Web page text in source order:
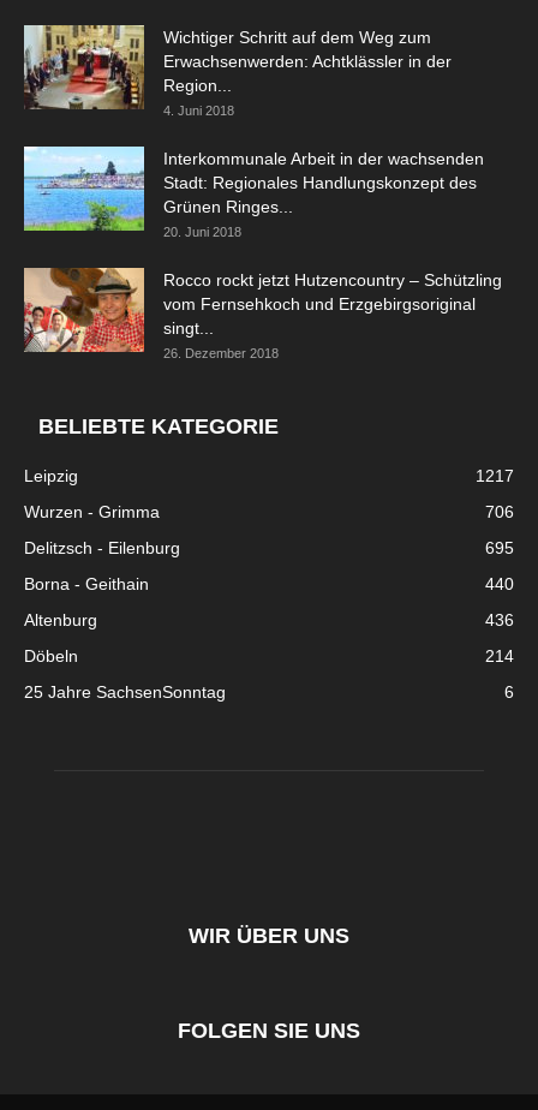
Wichtiger Schritt auf dem Weg zum
Erwachsenwerden: Achtklässler in der
Region...
4. Juni 2018
Interkommunale Arbeit in der wachsenden
Stadt: Regionales Handlungskonzept des
Grünen Ringes...
20. Juni 2018
Rocco rockt jetzt Hutzencountry – Schützling
vom Fernsehkoch und Erzgebirgsoriginal
singt...
26. Dezember 2018
BELIEBTE KATEGORIE
Leipzig
1217
Wurzen - Grimma
706
Delitzsch - Eilenburg
695
Borna - Geithain
440
Altenburg
436
Döbeln
214
25 Jahre SachsenSonntag
6
WIR ÜBER UNS
FOLGEN SIE UNS